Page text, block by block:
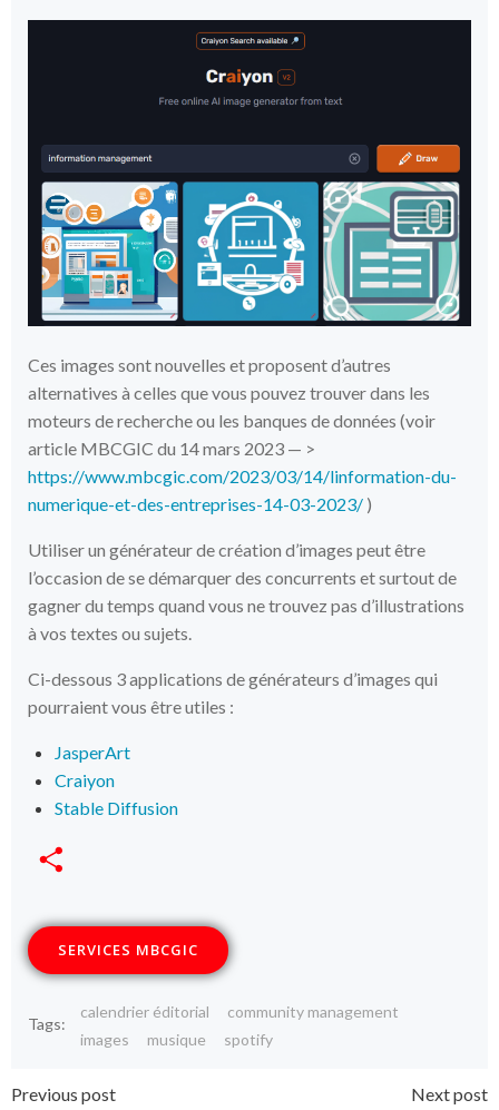
Ces images sont nouvelles et proposent d’autres
alternatives à celles que vous pouvez trouver dans les
moteurs de recherche ou les banques de données (voir
article MBCGIC du 14 mars 2023 — >
https://www.mbcgic.com/2023/03/14/linformation-du-
numerique-et-des-entreprises-14-03-2023/ )
Utiliser un générateur de création d’images peut être
l’occasion de se démarquer des concurrents et surtout de
gagner du temps quand vous ne trouvez pas d’illustrations
à vos textes ou sujets.
Ci-dessous 3 applications de générateurs d’images qui
pourraient vous être utiles :
JasperArt
Craiyon
Stable Diffusion
SERVICES MBCGIC
Tags:
calendrier éditorial
community management
images
musique spotify
Previous post Next post